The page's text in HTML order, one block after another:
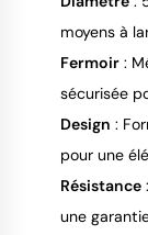
moyens à
Fermoir :
sécurisée
Design :
pour une
Résistance
une